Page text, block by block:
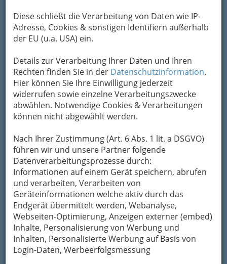
Diese schließt die Verarbeitung von Daten wie IP-
Adresse, Cookies & sonstigen Identifiern außerhalb
der EU (u.a. USA) ein.
Details zur Verarbeitung Ihrer Daten und Ihren
Rechten finden Sie in der Datenschutzinformation.
Hier können Sie Ihre Einwilligung jederzeit
widerrufen sowie einzelne Verarbeitungszwecke
abwählen. Notwendige Cookies & Verarbeitungen
können nicht abgewählt werden.
Nach Ihrer Zustimmung (Art. 6 Abs. 1 lit. a DSGVO)
führen wir und unsere Partner folgende
Datenverarbeitungsprozesse durch:
Informationen auf einem Gerät speichern, abrufen
und verarbeiten, Verarbeiten von
Geräteinformationen welche aktiv durch das
Endgerät übermittelt werden, Webanalyse,
Webseiten-Optimierung, Anzeigen externer (embed)
Inhalte, Personalisierung von Werbung und
Inhalten, Personalisierte Werbung auf Basis von
Login-Daten, Werbeerfolgsmessung
Navigation